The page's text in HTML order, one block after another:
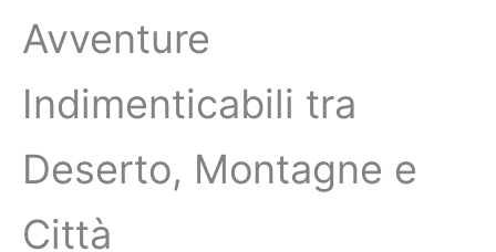
Avventure
Indimenticabili tra
Deserto, Montagne e
Città